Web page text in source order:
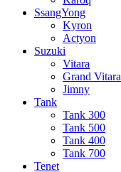
SsangYong
Kyron
Actyon
Suzuki
Vitara
Grand Vitara
Jimny
Tank
Tank 300
Tank 500
Tank 400
Tank 700
Tenet